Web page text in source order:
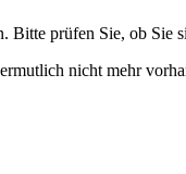
prüfen Sie, ob Sie
nicht mehr